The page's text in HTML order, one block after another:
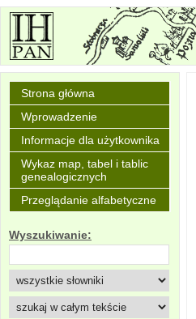
Strona główna
Wprowadzenie
Informacje dla użytkownika
Wykaz map, tabel i tablic
genealogicznych
Przeglądanie alfabetyczne
Wyszukiwanie: